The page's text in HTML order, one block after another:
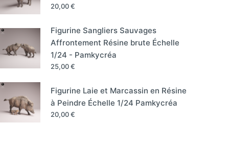
20,00€
Figurine Sangliers Sauvages
Affrontement Résine brute Échelle
1/24 - Pamkycréa
25,00€
Figurine Laie et Marcassin en Résine
à Peindre Échelle 1/24 Pamkycréa
20,00€